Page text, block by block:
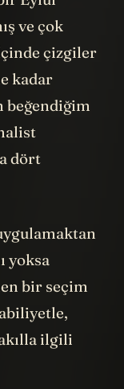
Eylül
ve çok
çizgiler
kadar
dört
yoksa
bir seçim
ilgili